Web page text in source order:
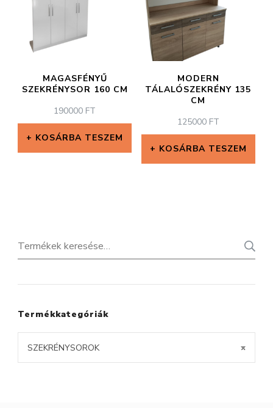
MAGASFÉNYŰ
SZEKRÉNYSOR 160 CM
190000 FT
KOSÁRBA TESZEM
MODERN
TÁLALÓSZEKRÉNY 135
CM
125000 FT
KOSÁRBA TESZEM
Keresés
a
következőre:
Termékkategóriák
×
SZEKRÉNYSOROK